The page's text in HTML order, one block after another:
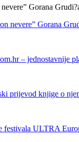
nevere” Gorana
– jednostavnije
prijevod knjige o
festivala ULTRA